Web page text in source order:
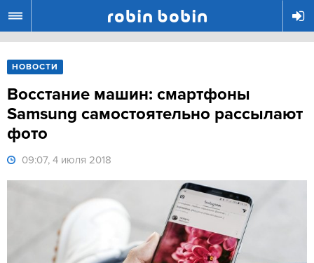
НОВОСТИ
Восстание машин: смартфоны
Samsung самостоятельно рассылают
фото
09:07, 4 июля 2018